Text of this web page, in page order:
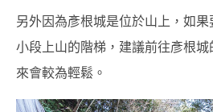
另外因為彥根城是位於山上，如
小段上山的階梯，建議前往彥根
來會較為輕鬆。